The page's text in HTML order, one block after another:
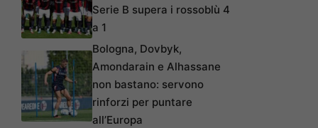
Serie B supera i rossoblù 4
a 1
Bologna, Dovbyk,
Amondarain e Alhassane
non bastano: servono
rinforzi per puntare
all’Europa